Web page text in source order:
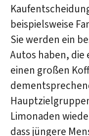
beispielsweise
Sie werden ein
Autos haben, die
einen großen
Limonaden
dass jüngere